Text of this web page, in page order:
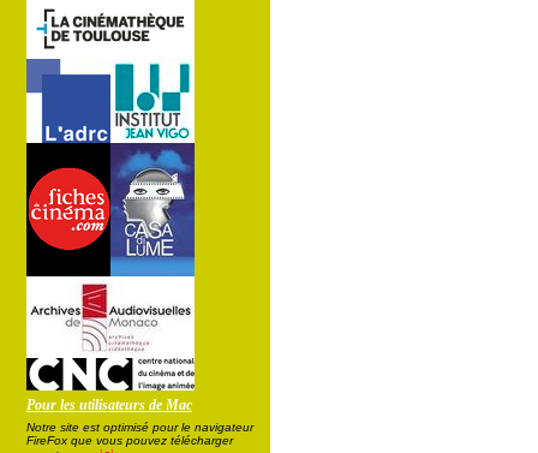
Pour les utilisateurs de Mac
Notre site est optimisé pour le navigateur
FireFox que vous pouvez télécharger